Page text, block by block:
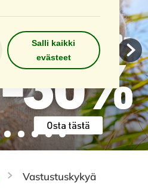
Salli kaikki
evästeet
Vastustuskykyä